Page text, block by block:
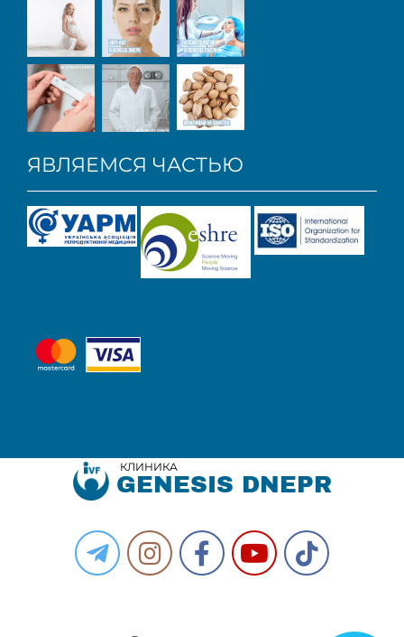
ЯВЛЯЕМСЯ ЧАСТЬЮ
КЛИНИКА
GENESIS DNEPR